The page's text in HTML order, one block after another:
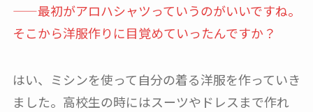
——最初がアロハシャツっていうのがいいですね。
そこから洋服作りに目覚めていったんですか？
はい、ミシンを使って自分の着る洋服を作っていき
ました。高校生の時にはスーツやドレスまで作れ